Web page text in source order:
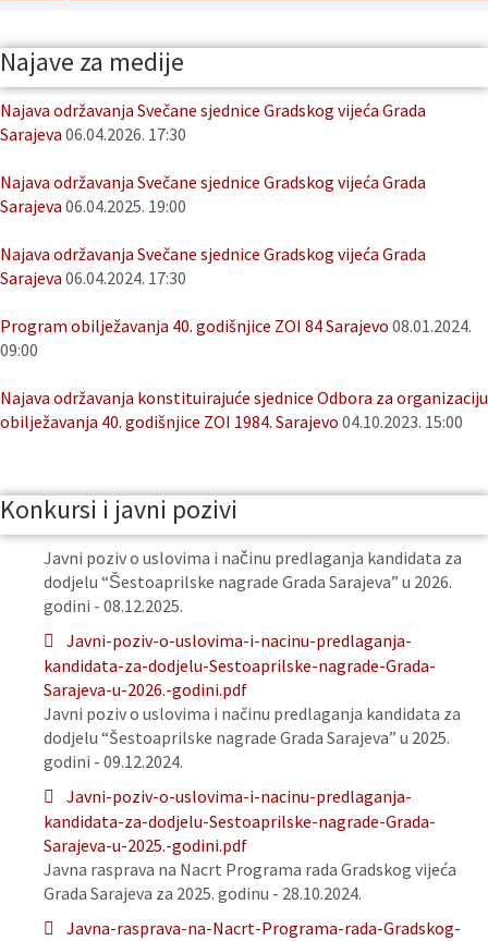
Najave za medije
Najava održavanja Svečane sjednice Gradskog vijeća Grada
Sarajeva 06.04.2026. 17:30
Najava održavanja Svečane sjednice Gradskog vijeća Grada
Sarajeva 06.04.2025. 19:00
Najava održavanja Svečane sjednice Gradskog vijeća Grada
Sarajeva 06.04.2024. 17:30
Program obilježavanja 40. godišnjice ZOI 84 Sarajevo 08.01.2024.
09:00
Najava održavanja konstituirajuće sjednice Odbora za organizaciju
obilježavanja 40. godišnjice ZOI 1984. Sarajevo 04.10.2023. 15:00
Konkursi i javni pozivi
Javni poziv o uslovima i načinu predlaganja kandidata za
dodjelu “Šestoaprilske nagrade Grada Sarajeva” u 2026.
godini - 08.12.2025.
Javni-poziv-o-uslovima-i-nacinu-predlaganja-
kandidata-za-dodjelu-Sestoaprilske-nagrade-Grada-
Sarajeva-u-2026.-godini.pdf
Javni poziv o uslovima i načinu predlaganja kandidata za
dodjelu “Šestoaprilske nagrade Grada Sarajeva” u 2025.
godini - 09.12.2024.
Javni-poziv-o-uslovima-i-nacinu-predlaganja-
kandidata-za-dodjelu-Sestoaprilske-nagrade-Grada-
Sarajeva-u-2025.-godini.pdf
Javna rasprava na Nacrt Programa rada Gradskog vijeća
Grada Sarajeva za 2025. godinu - 28.10.2024.
Javna-rasprava-na-Nacrt-Programa-rada-Gradskog-